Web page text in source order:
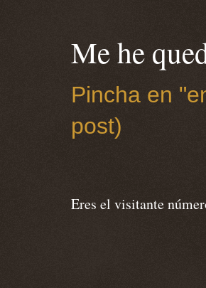
Me he
Pincha en
post)
Eres el visitante